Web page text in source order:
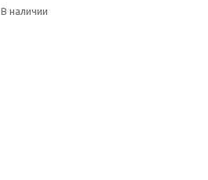
В наличии